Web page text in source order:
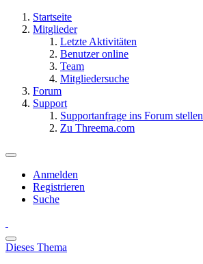
Startseite
Mitglieder
Letzte Aktivitäten
Benutzer online
Team
Mitgliedersuche
Forum
Support
Supportanfrage ins Forum stellen
Zu Threema.com
Anmelden
Registrieren
Suche
Dieses Thema